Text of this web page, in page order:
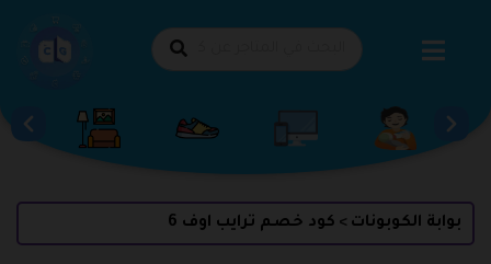
بوابة الكوبونات > كود خصم ترايب اوف 6